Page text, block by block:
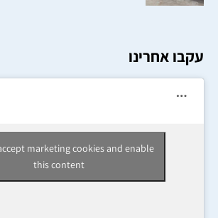
עקבו אחרינו
marketing cookies and enable
this content